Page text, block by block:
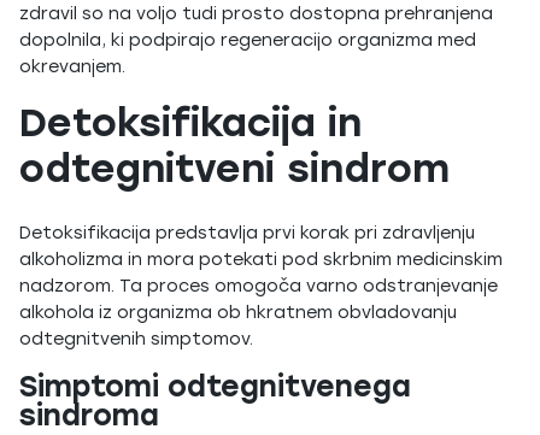
zdravil so na voljo tudi prosto dostopna prehranjena
dopolnila, ki podpirajo regeneracijo organizma med
okrevanjem.
Detoksifikacija in
odtegnitveni sindrom
Detoksifikacija predstavlja prvi korak pri zdravljenju
alkoholizma in mora potekati pod skrbnim medicinskim
nadzorom. Ta proces omogoča varno odstranjevanje
alkohola iz organizma ob hkratnem obvladovanju
odtegnitvenih simptomov.
Simptomi odtegnitvenega
sindroma